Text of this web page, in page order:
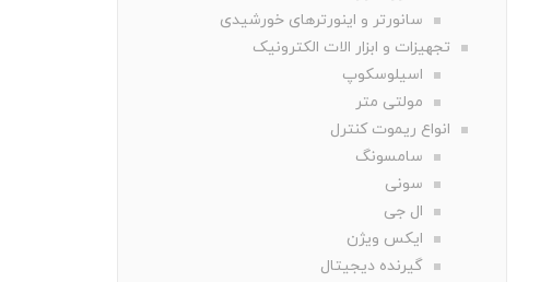
سانورتر و اینورترهای خورشیدی
تجهیزات و ابزار الات الکترونیک
اسیلوسکوپ
مولتی متر
انواع ریموت کنترل
سامسونگ
سونی
ال جی
ایکس ویژن
گیرنده دیجیتال